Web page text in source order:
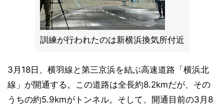
訓練が行われたのは新横浜換気所付近
3月18日、横羽線と第三京浜を結ぶ高速道路「横浜北
線」が開通する。この道路は全長約8.2kmだが、その
うちの約5.9kmがトンネル。そして、開通目前の3月8